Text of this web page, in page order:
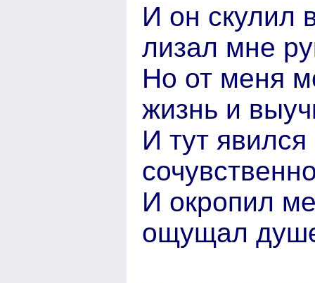
И он скулил
лизал мне
Но от меня
жизнь и
И тут
И окропил
ощущал